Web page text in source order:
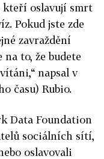
kteří oslavují smrt
Pokud jste zde
zavraždění
to, že budete
napsal v
času) Rubio.
Data Foundation
sociálních sítí,
oslavovali